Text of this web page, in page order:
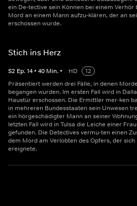
ein De-tective sein Können bei einem Verhör
Mord an einem Mann aufzu-klären, der an
erschossen wurde.
Stich ins Herz
S2 Ep.14 • 40 Min. • HD
12
Präsentiert werden drei Fälle, in denen
begangen wurden. Im ersten Fall wird in
Haustür erschossen. Die Ermittler mer-ken
in mehreren Bundesstaaten sein Unwesen
ein hörgeschädigter Mann an seiner
letzten Fall wird in Tulsa die Leiche einer
gefunden. Die Detectives vermu-ten einen
dem Mord am Verlobten des Opfers, der
ereignete.